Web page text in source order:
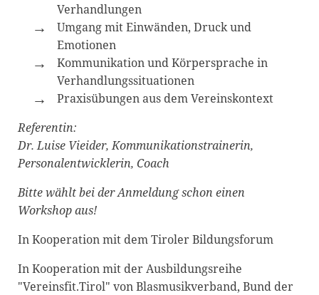
Verhandlungen
Umgang mit Einwänden, Druck und
Emotionen
Kommunikation und Körpersprache in
Verhandlungssituationen
Praxisübungen aus dem Vereinskontext
Referentin:
Dr. Luise Vieider, Kommunikationstrainerin,
Personalentwicklerin, Coach
Bitte wählt bei der Anmeldung schon einen
Workshop aus!
In Kooperation mit dem Tiroler Bildungsforum
In Kooperation mit der Ausbildungsreihe
"Vereinsfit.Tirol" von Blasmusikverband, Bund der